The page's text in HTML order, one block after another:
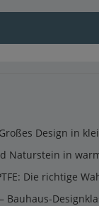
Design in
Naturstein in
Die richtige
Bauhaus-